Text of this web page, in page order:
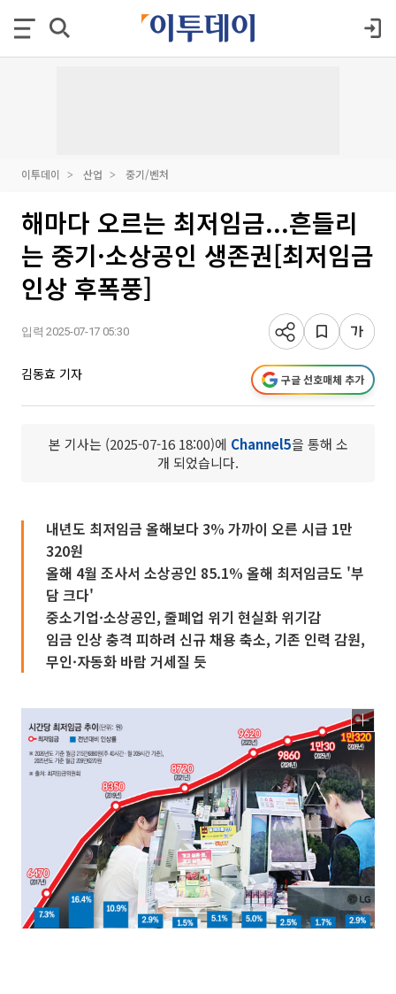
이투데이 산업 중기/벤처
해마다 오르는 최저임금...흔들리
는 중기·소상공인 생존권[최저임금
인상 후폭풍]
입력 2025-07-17 05:30
김동효 기자 구글 선호매체 추가
본 기사는 (2025-07-16 18:00)에 Channel5을 통해 소
개 되었습니다.
내년도 최저임금 올해보다 3% 가까이 오른 시급 1만
320원
올해 4월 조사서 소상공인 85.1% 올해 최저임금도 '부
담 크다'
중소기업·소상공인, 줄폐업 위기 현실화 위기감
임금 인상 충격 피하려 신규 채용 축소, 기존 인력 감원,
무인·자동화 바람 거세질 듯